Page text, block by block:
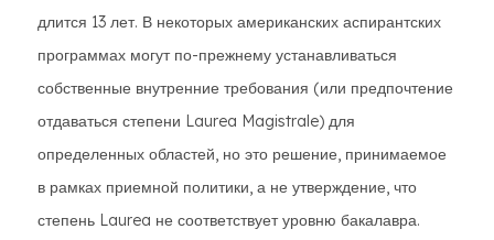
длится 13 лет. В некоторых американских аспирантских
программах могут по-прежнему устанавливаться
собственные внутренние требования (или предпочтение
отдаваться степени Laurea Magistrale) для
определенных областей, но это решение, принимаемое
в рамках приемной политики, а не утверждение, что
степень Laurea не соответствует уровню бакалавра.